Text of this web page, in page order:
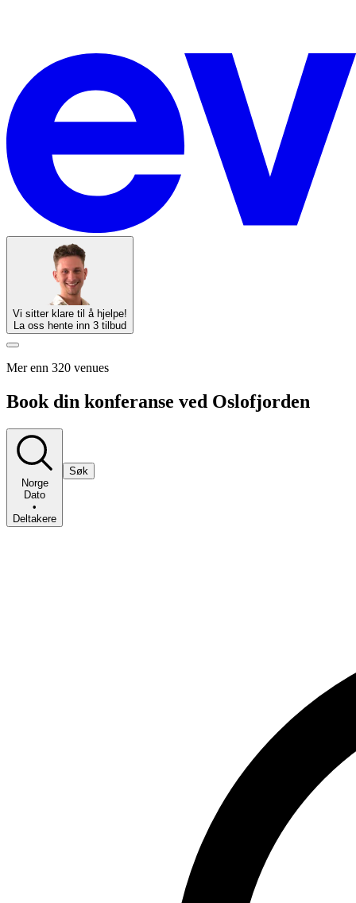
Vi sitter klare til å hjelpe!
La oss hente inn 3 tilbud
Mer enn 320 venues
Book din konferanse ved Oslofjorden
Norge
Dato
•
Deltakere
Søk